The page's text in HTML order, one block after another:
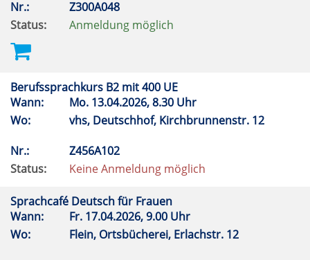
Nr.:
Z300A048
Status:
Anmeldung möglich
Berufssprachkurs B2 mit 400 UE
Wann:
Mo. 13.04.2026, 8.30 Uhr
Wo:
vhs, Deutschhof, Kirchbrunnenstr. 12
Nr.:
Z456A102
Status:
Keine Anmeldung möglich
Sprachcafé Deutsch für Frauen
Wann:
Fr. 17.04.2026, 9.00 Uhr
Wo:
Flein, Ortsbücherei, Erlachstr. 12